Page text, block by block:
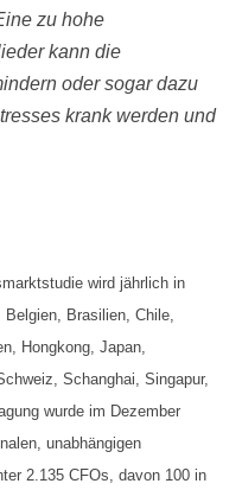
zu hohe
kann die
oder sogar dazu
krank werden und
wird jährlich in
Belgien, Brasilien, Chile,
Hongkong, Japan,
Schanghai, Singapur,
wurde im Dezember
unabhängigen
2.135 CFOs, davon 100 in